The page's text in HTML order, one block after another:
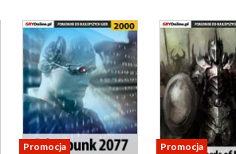
Promocja Promocja